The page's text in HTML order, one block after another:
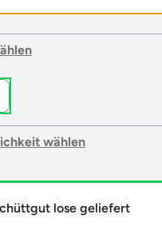
wählen
lose geliefert